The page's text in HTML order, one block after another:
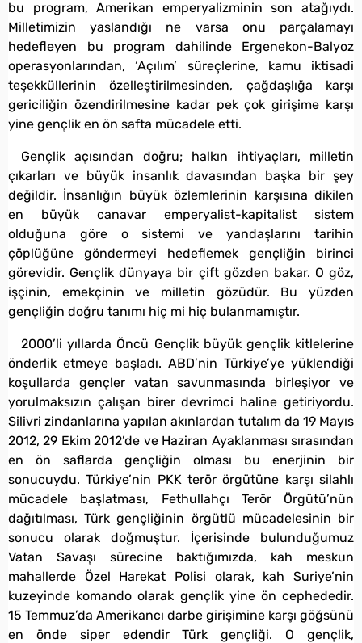
bu program, Amerikan emperyalizminin son atağıydı.
Milletimizin yaslandığı ne varsa onu parçalamayı
hedefleyen bu program dahilinde Ergenekon-Balyoz
operasyonlarından, ‘Açılım’ süreçlerine, kamu iktisadi
teşekküllerinin özelleştirilmesinden, çağdaşlığa karşı
gericiliğin özendirilmesine kadar pek çok girişime karşı
yine gençlik en ön safta mücadele etti.
Gençlik açısından doğru; halkın ihtiyaçları, milletin
çıkarları ve büyük insanlık davasından başka bir şey
değildir. İnsanlığın büyük özlemlerinin karşısına dikilen
en büyük canavar emperyalist-kapitalist sistem
olduğuna göre o sistemi ve yandaşlarını tarihin
çöplüğüne göndermeyi hedeflemek gençliğin birinci
görevidir. Gençlik dünyaya bir çift gözden bakar. O göz,
işçinin, emekçinin ve milletin gözüdür. Bu yüzden
gençliğin doğru tanımı hiç mi hiç bulanmamıştır.
2000’li yıllarda Öncü Gençlik büyük gençlik kitlelerine
önderlik etmeye başladı. ABD’nin Türkiye’ye yüklendiği
koşullarda gençler vatan savunmasında birleşiyor ve
yorulmaksızın çalışan birer devrimci haline getiriyordu.
Silivri zindanlarına yapılan akınlardan tutalım da 19 Mayıs
2012, 29 Ekim 2012’de ve Haziran Ayaklanması sırasından
en ön saflarda gençliğin olması bu enerjinin bir
sonucuydu. Türkiye’nin PKK terör örgütüne karşı silahlı
mücadele başlatması, Fethullahçı Terör Örgütü’nün
dağıtılması, Türk gençliğinin örgütlü mücadelesinin bir
sonucu olarak doğmuştur. İçerisinde bulunduğumuz
Vatan Savaşı sürecine baktığımızda, kah meskun
mahallerde Özel Harekat Polisi olarak, kah Suriye’nin
kuzeyinde komando olarak gençlik yine ön cephededir.
15 Temmuz’da Amerikancı darbe girişimine karşı göğsünü
en önde siper edendir Türk gençliği. O gençlik,